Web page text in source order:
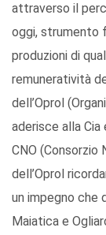
attraverso il
oggi, strumento
produzioni di
remuneratività
dell’Oprol
aderisce alla Cia
CNO (Consorzio
dell’Oprol
un impegno che
Maiatica e